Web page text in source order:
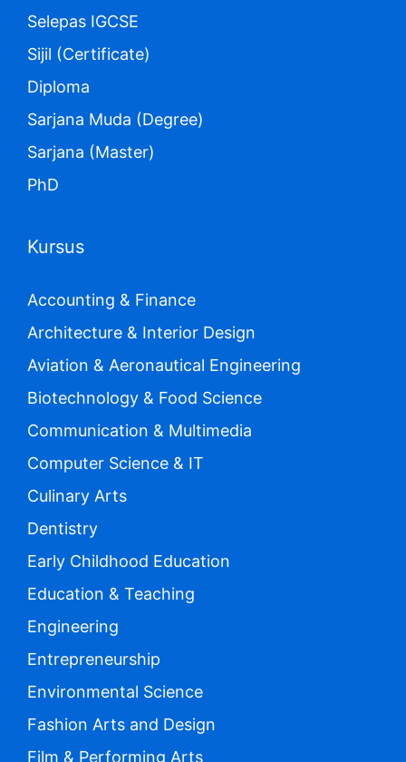
Selepas IGCSE
Sijil (Certificate)
Diploma
Sarjana Muda (Degree)
Sarjana (Master)
PhD
Kursus
Accounting & Finance
Architecture & Interior Design
Aviation & Aeronautical Engineering
Biotechnology & Food Science
Communication & Multimedia
Computer Science & IT
Culinary Arts
Dentistry
Early Childhood Education
Education & Teaching
Engineering
Entrepreneurship
Environmental Science
Fashion Arts and Design
Film & Performing Arts